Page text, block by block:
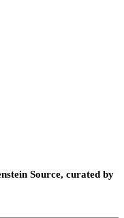
Source, curated by